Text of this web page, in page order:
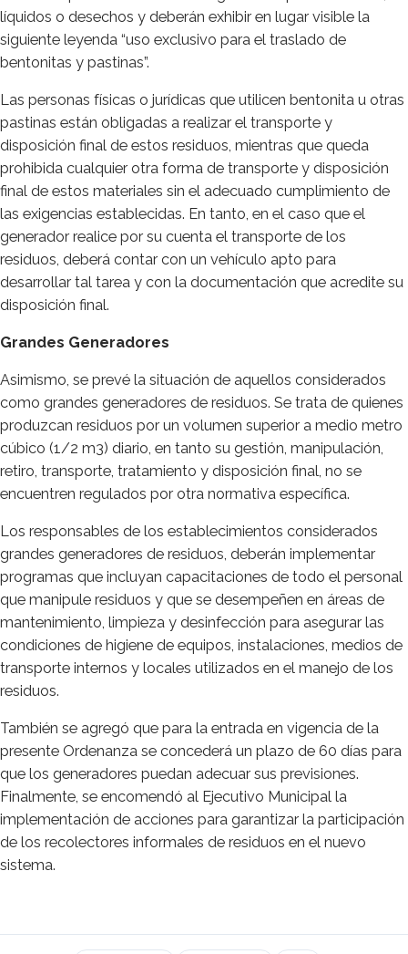
líquidos o desechos y deberán exhibir en lugar visible la
siguiente leyenda “uso exclusivo para el traslado de
bentonitas y pastinas”.
Las personas físicas o jurídicas que utilicen bentonita u otras
pastinas están obligadas a realizar el transporte y
disposición final de estos residuos, mientras que queda
prohibida cualquier otra forma de transporte y disposición
final de estos materiales sin el adecuado cumplimiento de
las exigencias establecidas. En tanto, en el caso que el
generador realice por su cuenta el transporte de los
residuos, deberá contar con un vehículo apto para
desarrollar tal tarea y con la documentación que acredite su
disposición final.
Grandes Generadores
Asimismo, se prevé la situación de aquellos considerados
como grandes generadores de residuos. Se trata de quienes
produzcan residuos por un volumen superior a medio metro
cúbico (1/2 m3) diario, en tanto su gestión, manipulación,
retiro, transporte, tratamiento y disposición final, no se
encuentren regulados por otra normativa específica.
Los responsables de los establecimientos considerados
grandes generadores de residuos, deberán implementar
programas que incluyan capacitaciones de todo el personal
que manipule residuos y que se desempeñen en áreas de
mantenimiento, limpieza y desinfección para asegurar las
condiciones de higiene de equipos, instalaciones, medios de
transporte internos y locales utilizados en el manejo de los
residuos.
También se agregó que para la entrada en vigencia de la
presente Ordenanza se concederá un plazo de 60 días para
que los generadores puedan adecuar sus previsiones.
Finalmente, se encomendó al Ejecutivo Municipal la
implementación de acciones para garantizar la participación
de los recolectores informales de residuos en el nuevo
sistema.